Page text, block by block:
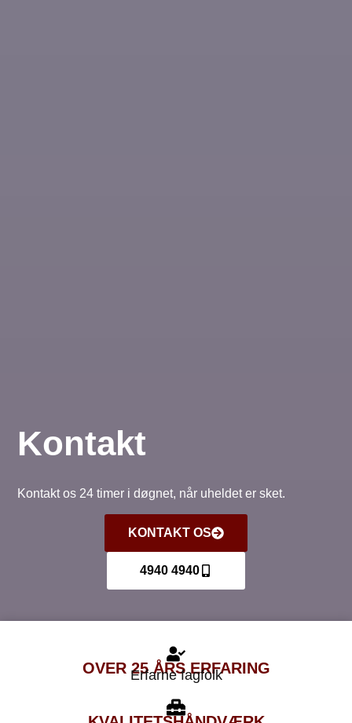
Kontakt
Kontakt os 24 timer i døgnet, når uheldet er sket.
KONTAKT OS
4940 4940
OVER 25 ÅRS ERFARING
Erfarne fagfolk